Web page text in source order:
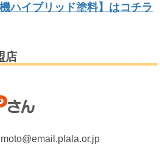
ハイブリッド塗料】はコチラ
店